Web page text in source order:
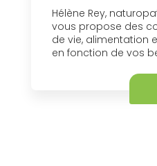
Hélène Rey,
vous propose des
de vie, alimentation
en fonction de vos